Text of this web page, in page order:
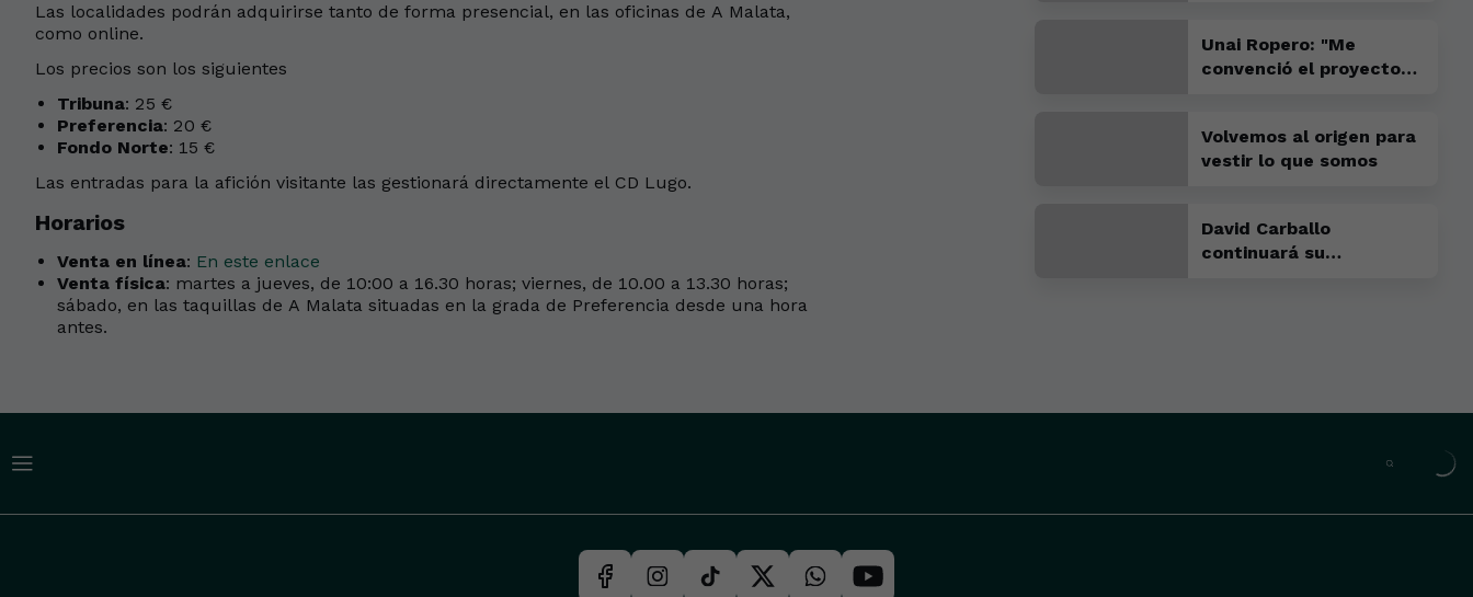
Las localidades podrán adquirirse tanto de forma presencial, en las oficinas de A Malata,
como online.
Los precios son los siguientes
Tribuna: 25 €
Preferencia: 20 €
Fondo Norte: 15 €
Las entradas para la afición visitante las gestionará directamente el CD Lugo.
Horarios
Venta en línea: En este enlace
Venta física: martes a jueves, de 10:00 a 16.30 horas; viernes, de 10.00 a 13.30 horas;
sábado, en las taquillas de A Malata situadas en la grada de Preferencia desde una hora
antes.
Unai Ropero: "Me
convenció el proyecto
Volvemos al origen para
vestir lo que somos
David Carballo
continuará su